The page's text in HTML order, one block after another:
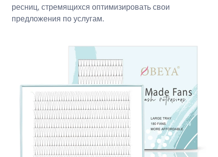
ресниц, стремящихся оптимизировать свои
предложения по услугам.